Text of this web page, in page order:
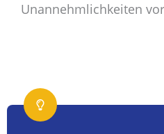
Unannehmlichkeiten